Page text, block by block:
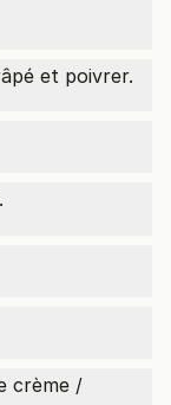
et poivrer.
crème /